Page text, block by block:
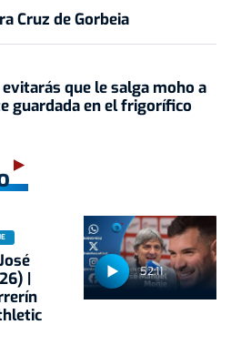
Cruz de Gorbeia
que le salga moho a
guardada en el frigorífico
52:11
|